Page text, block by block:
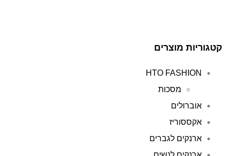
קטגוריות מוצרים
HTO FASHION
מסכות
אוברולים
אקססוריז
ארנקים לגברים